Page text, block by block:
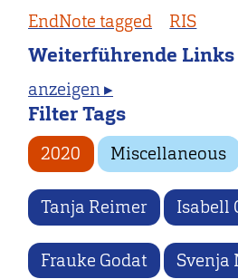
EndNote tagged
RIS
Weiterführende Links
anzeigen ▸
Filter Tags
2020 Miscellaneous
Tanja Reimer Isabell
Frauke Godat Svenja